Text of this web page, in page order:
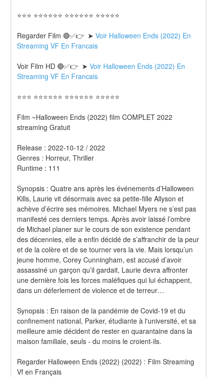
⭐⭐⭐ ⭐⭐⭐⭐⭐⭐ ⭐⭐⭐⭐⭐⭐ ⭐⭐⭐⭐⭐
Regarder Film 🔴✅👉  ➤ Voir Halloween Ends (2022) En
Streaming VF En Francais
Voir Film HD 🔴✅👉  ➤ Voir Halloween Ends (2022) En
Streaming VF En Francais
⭐⭐⭐ ⭐⭐⭐⭐⭐⭐ ⭐⭐⭐⭐⭐⭐ ⭐⭐⭐⭐⭐
Film ~Halloween Ends (2022) film COMPLET 2022
streaming Gratuit
Release : 2022-10-12 / 2022
Genres : Horreur, Thriller
Runtime : 111
Synopsis : Quatre ans après les événements d’Halloween
Kills, Laurie vit désormais avec sa petite-fille Allyson et
achève d’écrire ses mémoires. Michael Myers ne s’est pas
manifesté ces derniers temps. Après avoir laissé l’ombre
de Michael planer sur le cours de son existence pendant
des décennies, elle a enfin décidé de s’affranchir de la peur
et de la colère et de se tourner vers la vie. Mais lorsqu’un
jeune homme, Corey Cunningham, est accusé d’avoir
assassiné un garçon qu’il gardait, Laurie devra affronter
une dernière fois les forces maléfiques qui lui échappent,
dans un déferlement de violence et de terreur…
Synopsis : En raison de la pandémie de Covid-19 et du
confinement national, Parker, étudiante à l'université, et sa
meilleure amie décident de rester en quarantaine dans la
maison familiale, seuls - du moins le croient-ils.
Regarder Halloween Ends (2022) (2022) : Film Streaming
Vf en Français